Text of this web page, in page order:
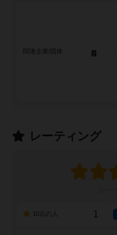
レーティング
1